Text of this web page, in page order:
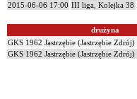
2015-06-06 17:00 III liga, Kolejka 38
drużyna
GKS 1962 Jastrzębie (Jastrzębie Zdrój)
GKS 1962 Jastrzębie (Jastrzębie Zdrój)